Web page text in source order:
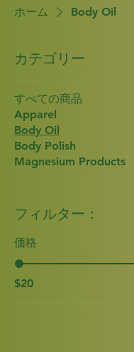
ホーム Body Oil
カテゴリー
すべての商品
Apparel
Body Oil
Body Polish
Magnesium Products
フィルター：
価格
$20